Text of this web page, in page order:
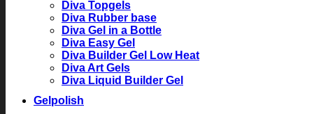
Diva Topgels
Diva Rubber base
Diva Gel in a Bottle
Diva Easy Gel
Diva Builder Gel Low Heat
Diva Art Gels
Diva Liquid Builder Gel
Gelpolish